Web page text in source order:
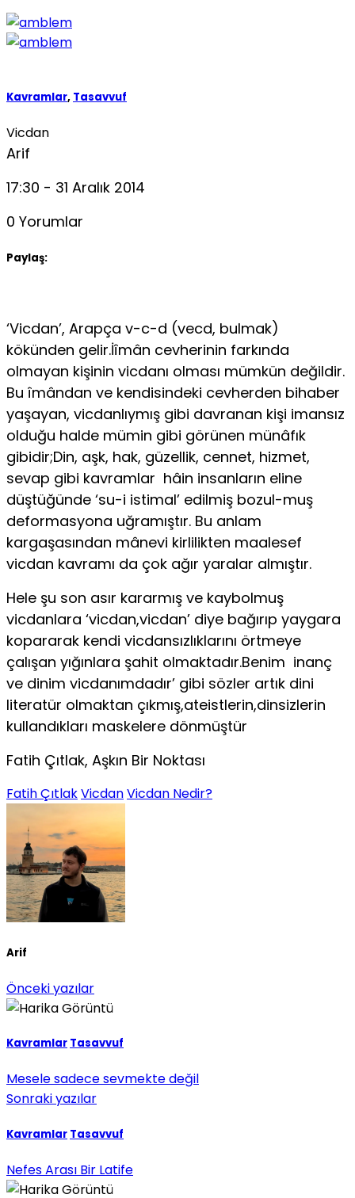
Kavramlar, Tasavvuf
Vicdan
Arif
17:30 - 31 Aralık 2014
0 Yorumlar
Paylaş:
‘Vicdan’, Arapça v-c-d (vecd, bulmak)
kökünden gelir.İîmân cevherinin farkında
olmayan kişinin vicdanı olması mümkün değildir.
Bu îmândan ve kendisindeki cevherden bihaber
yaşayan, vicdanlıymış gibi davranan kişi imansız
olduğu halde mümin gibi görünen münâfık
gibidir;Din, aşk, hak, güzellik, cennet, hizmet,
sevap gibi kavramlar hâin insanların eline
düştüğünde ‘su-i istimal’ edilmiş bozul-muş
deformasyona uğramıştır. Bu anlam
kargaşasından mânevi kirlilikten maalesef
vicdan kavramı da çok ağır yaralar almıştır.
Hele şu son asır kararmış ve kaybolmuş
vicdanlara ‘vicdan,vicdan’ diye bağırıp yaygara
kopararak kendi vicdansızlıklarını örtmeye
çalışan yığınlara şahit olmaktadır.Benim inanç
ve dinim vicdanımdadır’ gibi sözler artık dini
literatür olmaktan çıkmış,ateistlerin,dinsizlerin
kullandıkları maskelere dönmüştür
Fatih Çıtlak, Aşkın Bir Noktası
Fatih ÇıtlakVicdanVicdan Nedir?
Arif
Önceki yazılar
Kavramlar Tasavvuf
Mesele sadece sevmekte değil
Sonraki yazılar
Kavramlar Tasavvuf
Nefes Arası Bir Latife